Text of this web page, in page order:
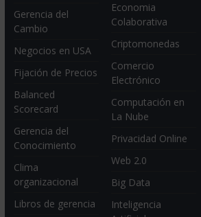
Gerencia del
Cambio
Negocios en USA
Fijación de Precios
Balanced
Scorecard
Gerencia del
Conocimiento
Clima
organizacional
Libros de gerencia
Economia
Colaborativa
Criptomonedas
Comercio
Electrónico
Computación en
La Nube
Privacidad Online
Web 2.0
Big Data
Inteligencia